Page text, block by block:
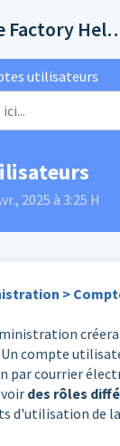
Open Badge
utilisateurs
2025 à 3:25 H
>
créera
compte
par courrier
des rôles
d'utilisation de